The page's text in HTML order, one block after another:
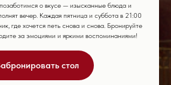
о вкусе — изысканные блюда и
вечер. Каждая пятница и суббота в 21:00
где хочется петь снова и снова. Бронируйте
за эмоциями и яркими воспоминаниями!
стол